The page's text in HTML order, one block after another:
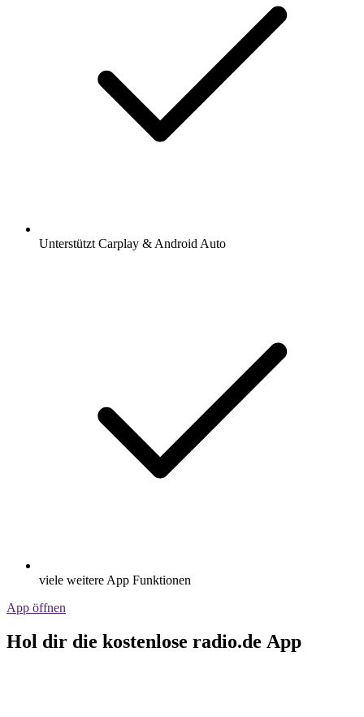
Unterstützt Carplay & Android Auto
viele weitere App Funktionen
App öffnen
Hol dir die kostenlose radio.de App